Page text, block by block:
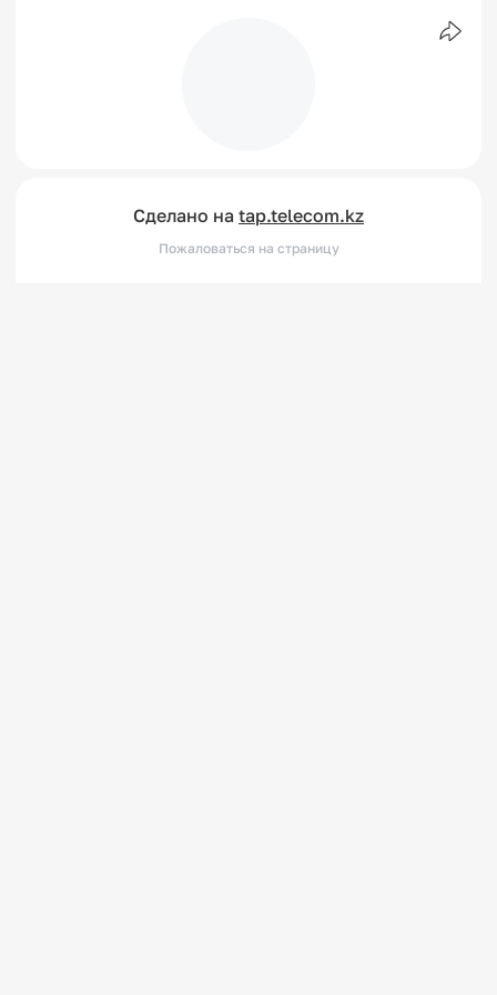
Сделано на tap.telecom.kz
Пожаловаться на страницу